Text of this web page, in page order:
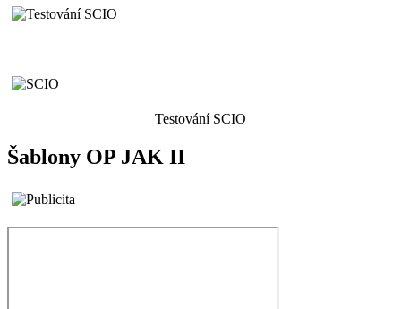
Testování SCIO
Šablony OP JAK II